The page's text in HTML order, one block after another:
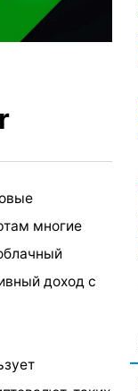
многие
доход с